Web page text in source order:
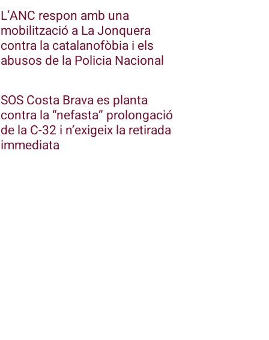
L’ANC respon amb una
mobilització a La Jonquera
contra la catalanofòbia i els
abusos de la Policia Nacional
SOS Costa Brava es planta
contra la “nefasta” prolongació
de la C-32 i n’exigeix la retirada
immediata